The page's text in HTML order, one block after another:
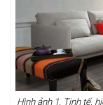
Hình ảnh 1. Tinh tế,